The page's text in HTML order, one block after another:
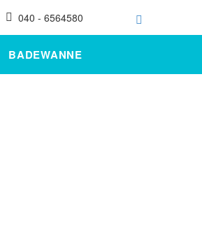
040 - 6564580
BADEWANNE